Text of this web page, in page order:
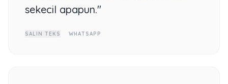
sekecil apapun."
SALIN TEKS WHATSAPP